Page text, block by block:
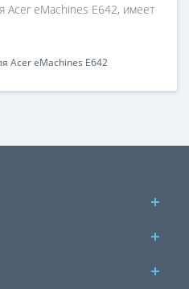
Acer eMachines E642, имеет
Acer eMachines E642